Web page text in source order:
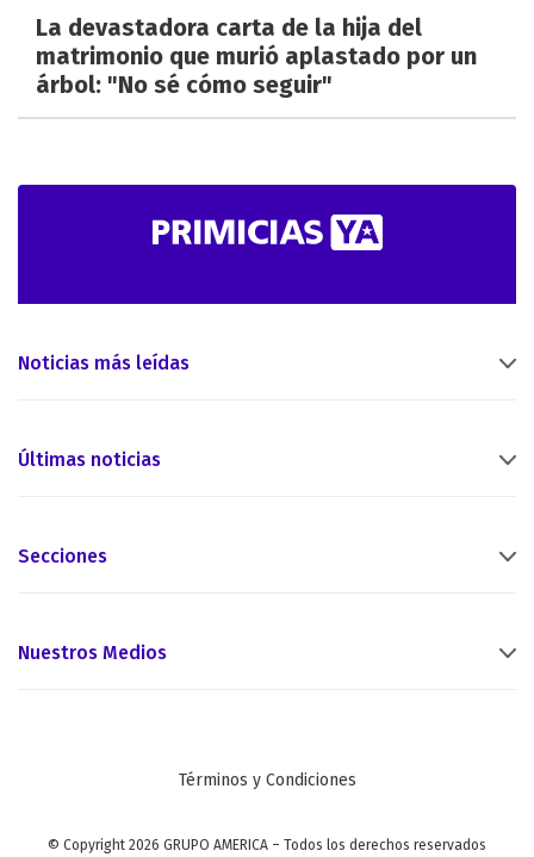
La devastadora carta de la hija del
matrimonio que murió aplastado por un
árbol: "No sé cómo seguir"
Noticias más leídas
Últimas noticias
Secciones
Nuestros Medios
Términos y Condiciones
© Copyright 2026 GRUPO AMERICA – Todos los derechos reservados